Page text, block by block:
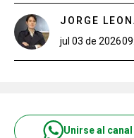
JORGE
jul 03 de 2026
Unirse al